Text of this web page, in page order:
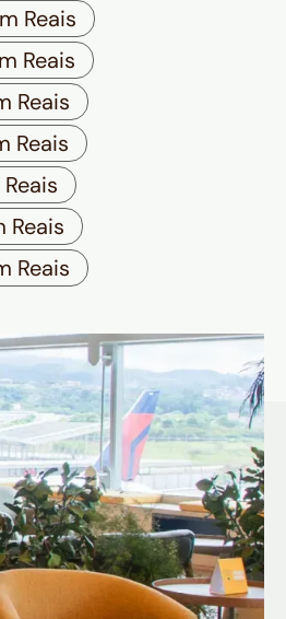
Reais
Reais
Reais
Reais
Reais
Reais
Nomad tem
mais
e vantagens
Internacional